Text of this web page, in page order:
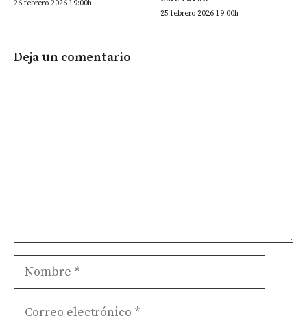
26 febrero 2026 19:00h
25 febrero 2026 19:00h
Deja un comentario
Nombre
Correo